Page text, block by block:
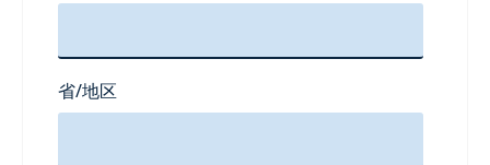
省/地区